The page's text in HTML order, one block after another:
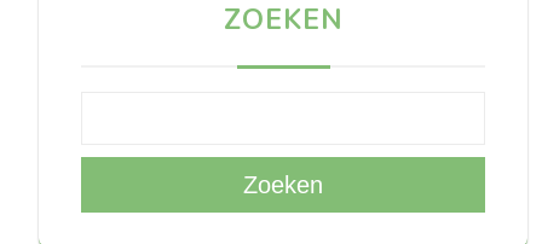
ZOEKEN
Zoeken